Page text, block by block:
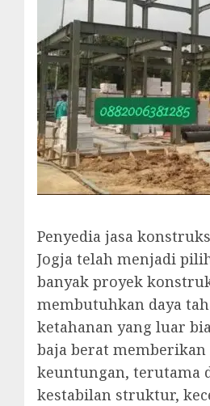
Penyedia jasa
Jogja telah menjadi
banyak proyek
membutuhkan daya
ketahanan yang luar
baja berat memberikan
keuntungan, terutama
kestabilan struktur,